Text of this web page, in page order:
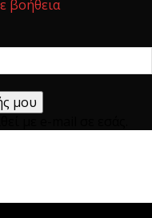
βοήθεια